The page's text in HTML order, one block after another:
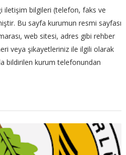
iletişim bilgileri (telefon, faks ve
Bu sayfa kurumun resmi sayfası
web sitesi, adres gibi rehber
veya şikayetleriniz ile ilgili olarak
bildirilen kurum telefonundan